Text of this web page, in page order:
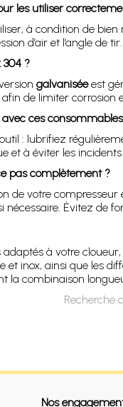
les utiliser
à condition de
d’air et l’angle de tir.
304 ?
galvaniséeest
de limiter corrosion
ces
: lubrifiez
et à éviter les incidents
pas complètement ?
de votre
nécessaire. Évitez de
à votre
et inox, ainsi que les
la combinaison
Recherche
Nos